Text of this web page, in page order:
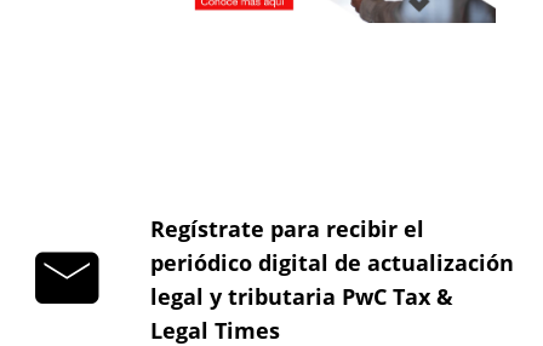
Regístrate para recibir el
periódico digital de actualización
legal y tributaria PwC Tax &
Legal Times